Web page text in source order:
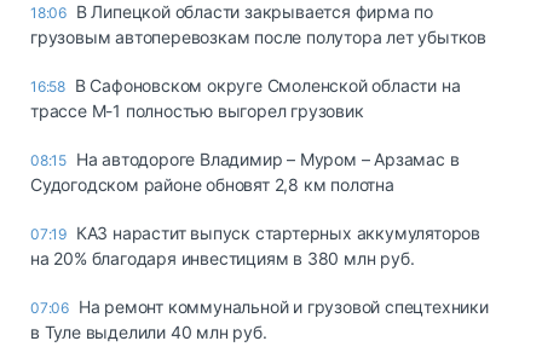
18:06 В Липецкой области закрывается фирма по
грузовым автоперевозкам после полутора лет убытков
16:58 В Сафоновском округе Смоленской области на
трассе М-1 полностью выгорел грузовик
08:15 На автодороге Владимир – Муром – Арзамас в
Судогодском районе обновят 2,8 км полотна
07:19 КАЗ нарастит выпуск стартерных аккумуляторов
на 20% благодаря инвестициям в 380 млн руб.
07:06 На ремонт коммунальной и грузовой спецтехники
в Туле выделили 40 млн руб.